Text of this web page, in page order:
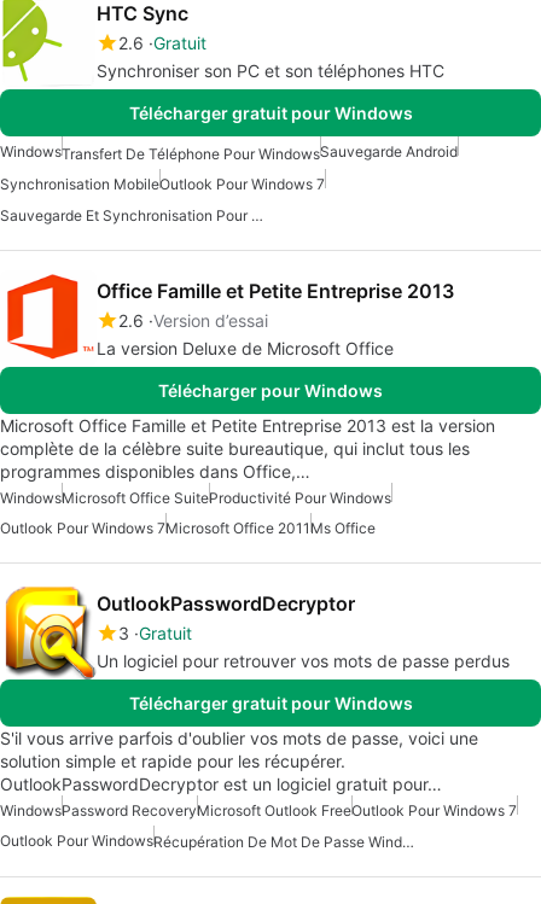
HTC Sync
2.6 Gratuit
Synchroniser son PC et son téléphones HTC
Télécharger gratuit pour Windows
WindowsTransfert De Téléphone Pour WindowsSauvegarde Android
Synchronisation MobileOutlook Pour Windows 7
Sauvegarde Et Synchronisation Pour Windows
Office Famille et Petite Entreprise 2013
2.6 Version d’essai
La version Deluxe de Microsoft Office
Télécharger pour Windows
Microsoft Office Famille et Petite Entreprise 2013 est la version
complète de la célèbre suite bureautique, qui inclut tous les
programmes disponibles dans Office,…
WindowsMicrosoft Office SuiteProductivité Pour Windows
Outlook Pour Windows 7Microsoft Office 2011 Ms Office
OutlookPasswordDecryptor
3 Gratuit
Un logiciel pour retrouver vos mots de passe perdus
Télécharger gratuit pour Windows
S'il vous arrive parfois d'oublier vos mots de passe, voici une
solution simple et rapide pour les récupérer.
OutlookPasswordDecryptor est un logiciel gratuit pour…
WindowsPassword RecoveryMicrosoft Outlook FreeOutlook Pour Windows 7
Outlook Pour Windows
Récupération De Mot De Passe Windows Pour Windows